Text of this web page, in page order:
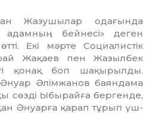
Жазушылар ода­ғында
адамның бей­не­сі» деген
Екі мәрте Социалистік
Жақаев пен Жазылбек
қонақ боп шақырылды.
Әлімжанов баяндама
сөзді Ыбырайға бергенде,
Әнуарға қарап тұрып үш-